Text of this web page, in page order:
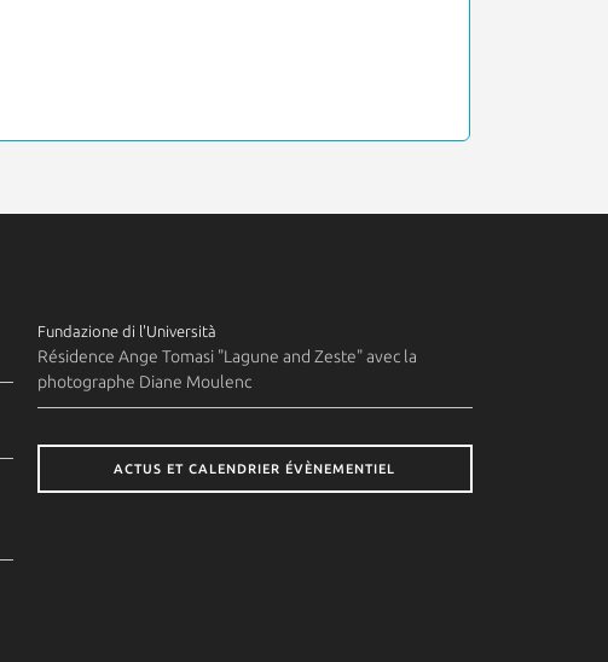
Fundazione di l'Università
Résidence Ange Tomasi "Lagune and Zeste" avec la
photographe Diane Moulenc
ACTUS ET CALENDRIER ÉVÈNEMENTIEL